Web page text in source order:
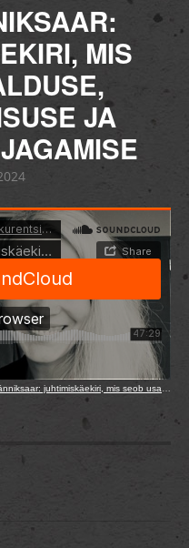
MIS
JA
juhtimiskäekiri, mis seob usalduse, mitmekesisuse ja vastutuse jagamise